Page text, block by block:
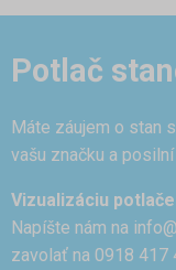
Potlač
Máte záujem o stan
vašu značku a
Vizualizáciu
Napíšte nám na
zavolať na 0918 417